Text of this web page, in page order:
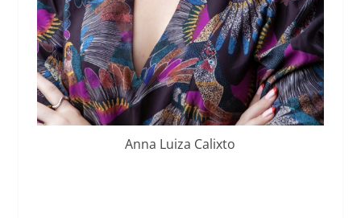
Anna Luiza Calixto